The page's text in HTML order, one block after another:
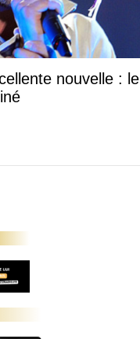
nouvelle : le